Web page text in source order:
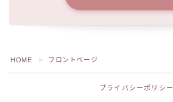
HOME ＞ フロントページ
プライバシーポリシー